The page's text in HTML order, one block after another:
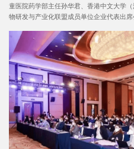
童医院药学部主任孙华君、香港中文大学
物研发与产业化联盟成员单位企业代表出席